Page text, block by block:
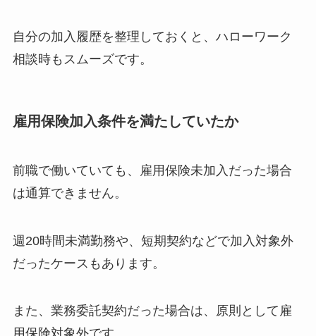
自分の加入履歴を整理しておくと、ハローワーク
相談時もスムーズです。
雇用保険加入条件を満たしていたか
前職で働いていても、雇用保険未加入だった場合
は通算できません。
週20時間未満勤務や、短期契約などで加入対象外
だったケースもあります。
また、業務委託契約だった場合は、原則として雇